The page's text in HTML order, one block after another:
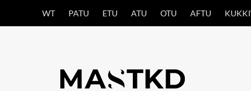
WT PATU ETU ATU OTU AFTU